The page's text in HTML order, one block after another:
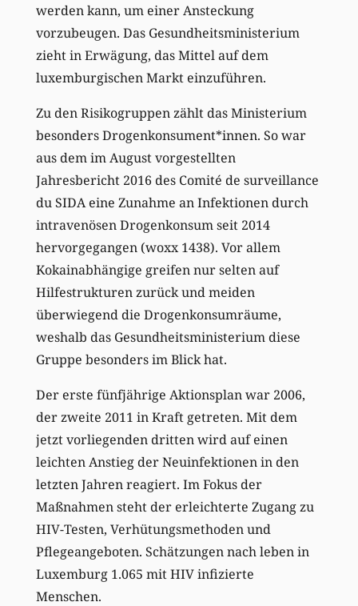
werden kann, um einer Ansteckung
vorzubeugen. Das Gesundheitsministerium
zieht in Erwägung, das Mittel auf dem
luxemburgischen Markt einzuführen.
Zu den Risikogruppen zählt das Ministerium
besonders Drogenkonsument*innen. So war
aus dem im August vorgestellten
Jahresbericht 2016 des Comité de surveillance
du SIDA eine Zunahme an Infektionen durch
intravenösen Drogenkonsum seit 2014
hervorgegangen (woxx 1438). Vor allem
Kokainabhängige greifen nur selten auf
Hilfestrukturen zurück und meiden
überwiegend die Drogenkonsumräume,
weshalb das Gesundheitsministerium diese
Gruppe besonders im Blick hat.
Der erste fünfjährige Aktionsplan war 2006,
der zweite 2011 in Kraft getreten. Mit dem
jetzt vorliegenden dritten wird auf einen
leichten Anstieg der Neuinfektionen in den
letzten Jahren reagiert. Im Fokus der
Maßnahmen steht der erleichterte Zugang zu
HIV-Testen, Verhütungsmethoden und
Pflegeangeboten. Schätzungen nach leben in
Luxemburg 1.065 mit HIV infizierte
Menschen.